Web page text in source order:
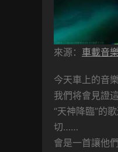
來源： 車載音
今天車上的音
我們将會見證
“天神降臨”的
切……
會是一首讓他